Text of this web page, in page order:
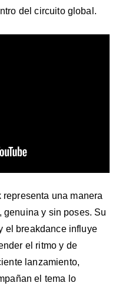
del circuito global.
una manera
y sin poses. Su
el breakdance influye
el ritmo y de
lanzamiento,
el tema lo